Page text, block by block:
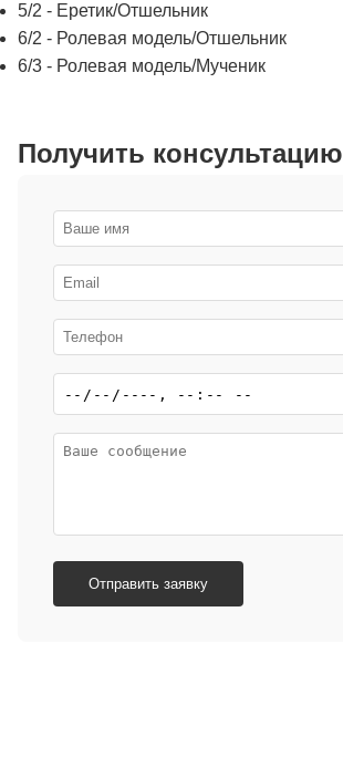
5/2 - Еретик/Отшельник
6/2 - Ролевая модель/Отшельник
6/3 - Ролевая модель/Мученик
Получить консультацию
Отправить заявку